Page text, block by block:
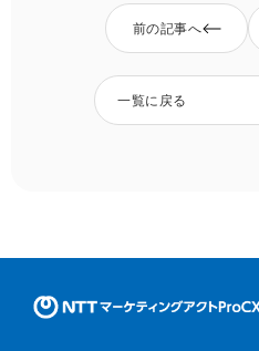
前の記事へ
一覧に戻る